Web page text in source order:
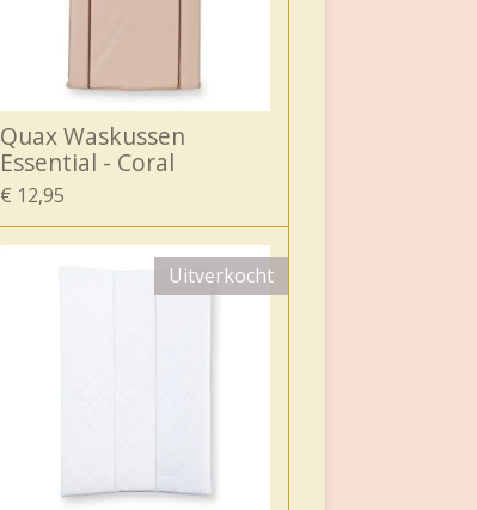
Quax Waskussen
Essential - Coral
€ 12,95
Uitverkocht